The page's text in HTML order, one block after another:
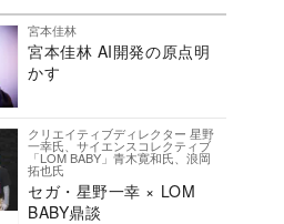
宮本佳林
宮本佳林 AI開発の原点明
かす
クリエイティブディレクター 星野
一幸氏、サイエンスコレクティブ
「LOM BABY」青木寛和氏、浪岡
拓也氏
セガ・星野一幸 × LOM
BABY鼎談